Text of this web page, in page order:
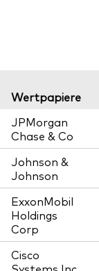
Wertpapiere
JPMorgan
Chase & Co
Johnson &
Johnson
ExxonMobil
Holdings
Corp
Cisco